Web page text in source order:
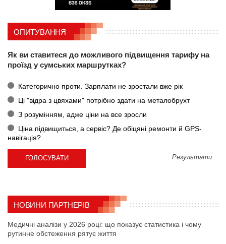
ОПИТУВАННЯ
Як ви ставитеся до можливого підвищення тарифу на
проїзд у сумських маршрутках?
Категорично проти. Зарплати не зростали вже рік
Ці "відра з цвяхами" потрібно здати на металобрухт
З розумінням, адже ціни на все зросли
Ціна підвищиться, а сервіс? Де обіцяні ремонти й GPS-
навігація?
Результати
НОВИНИ ПАРТНЕРІВ
Медичні аналізи у 2026 році: що показує статистика і чому
рутинне обстеження рятує життя